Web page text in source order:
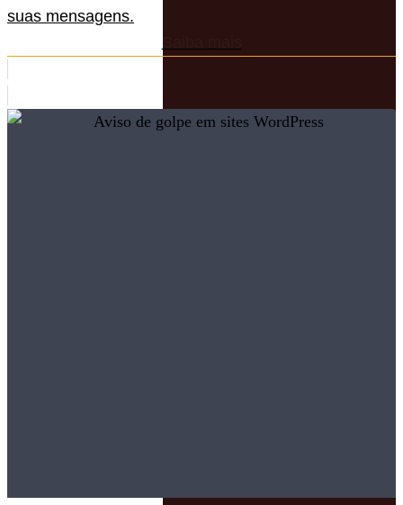
suas mensagens.